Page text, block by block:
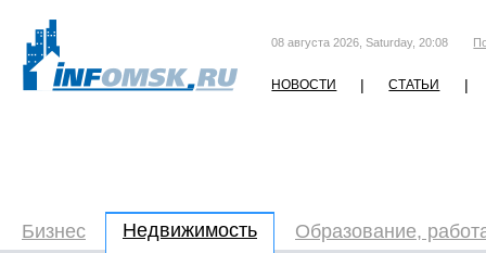
08 августа 2026, Saturday, 20:08
НОВОСТИ | СТАТЬИ |
Бизнес Недвижимость Образование,